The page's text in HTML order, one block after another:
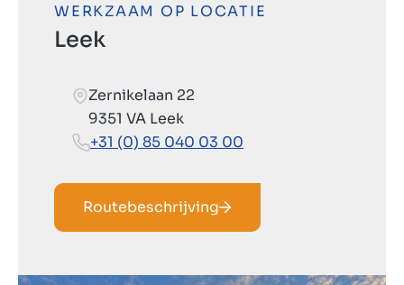
WERKZAAM OP LOCATIE
Leek
Zernikelaan 22
9351 VA Leek
+31 (0) 85 040 03 00
Routebeschrijving